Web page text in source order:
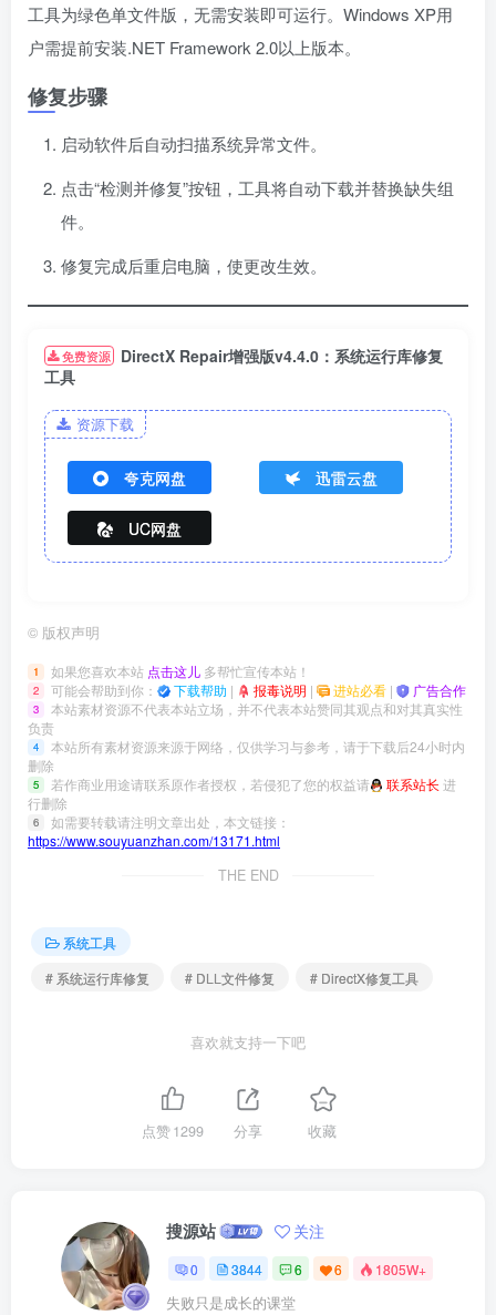
工具为绿色单文件版，无需安装即可运行。Windows XP用
户需提前安装.NET Framework 2.0以上版本。
修复步骤
启动软件后自动扫描系统异常文件。
点击“检测并修复”按钮，工具将自动下载并替换缺失组
件。
修复完成后重启电脑，使更改生效。
免费资源
DirectX Repair增强版v4.4.0：系统运行库修复
工具
资源下载
夸克网盘 迅雷云盘
UC网盘
© 版权声明
1 如果您喜欢本站 点击这儿 多帮忙宣传本站！
2 可能会帮助到你： 下载帮助 | 报毒说明 | 进站必看 | 广告合作
3
本站素材资源不代表本站立场，并不代表本站赞同其观点和对其真实性
负责
4
本站所有素材资源来源于网络，仅供学习与参考，请于下载后24小时内
删除
5 若作商业用途请联系原作者授权，若侵犯了您的权益请 联系站长 进
行删除
6
如需要转载请注明文章出处，本文链接：
https://www.souyuanzhan.com/13171.html
THE END
系统工具
# 系统运行库修复
# DLL文件修复 # DirectX修复工具
喜欢就支持一下吧
点赞1299 分享 收藏
搜源站 关注
0 3844 6 6 1805W+
失败只是成长的课堂